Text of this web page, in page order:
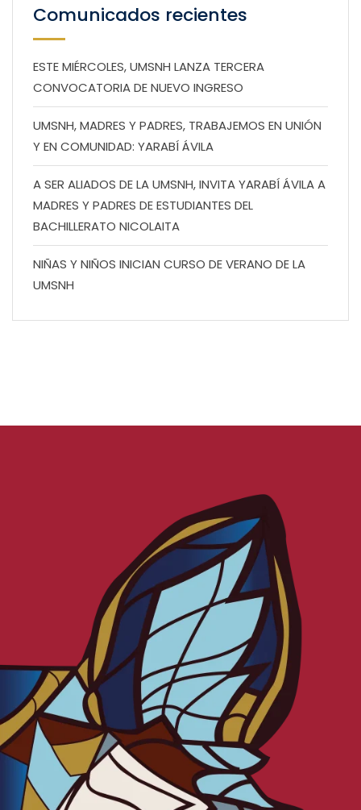
Comunicados recientes
ESTE MIÉRCOLES, UMSNH LANZA TERCERA
CONVOCATORIA DE NUEVO INGRESO
UMSNH, MADRES Y PADRES, TRABAJEMOS EN UNIÓN
Y EN COMUNIDAD: YARABÍ ÁVILA
A SER ALIADOS DE LA UMSNH, INVITA YARABÍ ÁVILA A
MADRES Y PADRES DE ESTUDIANTES DEL
BACHILLERATO NICOLAITA
NIÑAS Y NIÑOS INICIAN CURSO DE VERANO DE LA
UMSNH